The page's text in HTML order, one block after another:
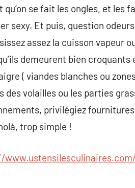
se fait les ongles, et les
sexy. Et puis, question
assez la cuisson vapeur
demeurent bien croquants
( viandes blanches ou
des volailles ou les parties
privilégiez
trop simple !